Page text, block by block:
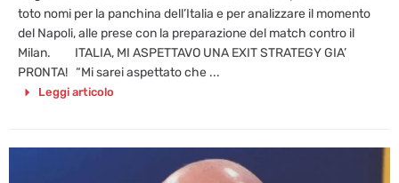
toto nomi per la panchina dell’Italia e per analizzare il momento
del Napoli, alle prese con la preparazione del match contro il
Milan. ITALIA, MI ASPETTAVO UNA EXIT STRATEGY GIA’
PRONTA! “Mi sarei aspettato che ...
Leggi articolo